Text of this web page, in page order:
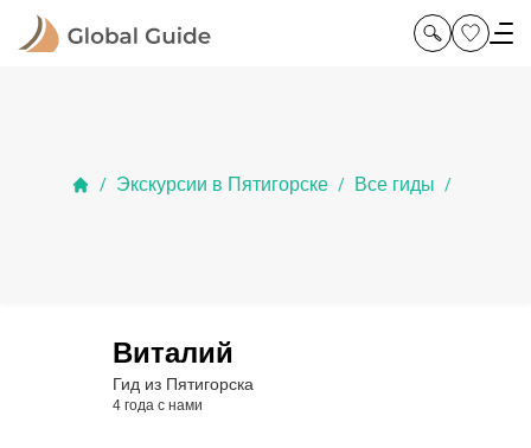
/ Экскурсии в Пятигорске / Все гиды /
Виталий
Гид из Пятигорска
4 года с нами